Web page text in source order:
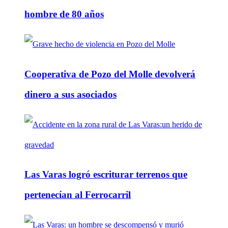
hombre de 80 años
Cooperativa de Pozo del Molle devolverá
dinero a sus asociados
Las Varas logró escriturar terrenos que
pertenecían al Ferrocarril